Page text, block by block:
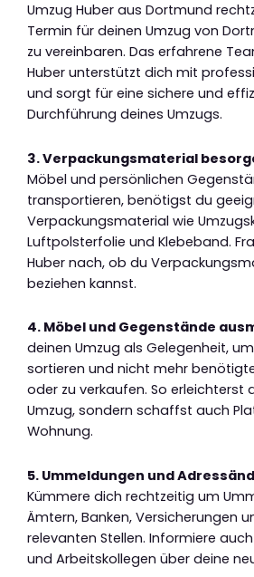
Umzug Huber aus Dortmund
Termin für deinen Umzug von
zu vereinbaren. Das erfahrene
Huber unterstützt dich mit
und sorgt für eine sichere und
Durchführung deines Umzugs.
3. Verpackungsmaterial
Möbel und persönlichen
transportieren, benötigst du
Verpackungsmaterial wie
Luftpolsterfolie und Klebeband.
Huber nach, ob du
beziehen kannst.
4. Möbel und Gegenstände
deinen Umzug als Gelegenheit,
sortieren und nicht mehr
oder zu verkaufen. So erleichterst
Umzug, sondern schaffst auch
Wohnung.
5. Ummeldungen und
Kümmere dich rechtzeitig um
Ämtern, Banken, Versicherungen
relevanten Stellen. Informiere
und Arbeitskollegen über deine